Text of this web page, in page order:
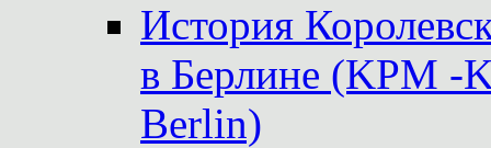
История
в Берлине (KPM -
Berlin)